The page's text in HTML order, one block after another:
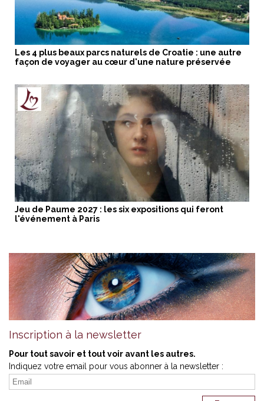
Les 4 plus beaux parcs naturels de Croatie : une autre
façon de voyager au cœur d'une nature préservée
Jeu de Paume 2027 : les six expositions qui feront
l'événement à Paris
Inscription à la newsletter
Pour tout savoir et tout voir avant les autres.
Indiquez votre email pour vous abonner à la newsletter :